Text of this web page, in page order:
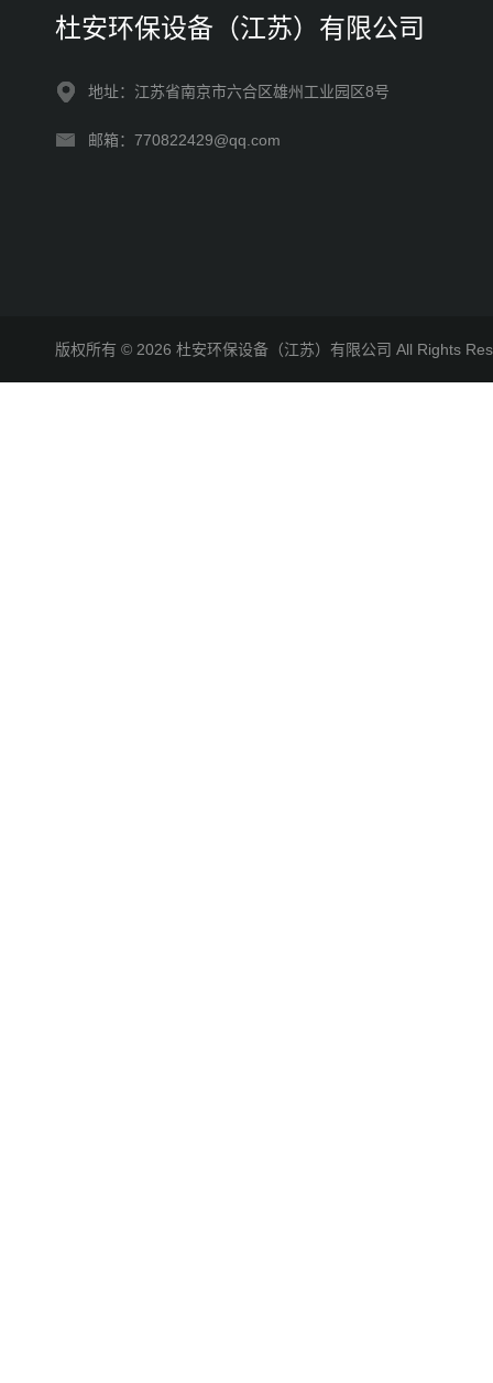
杜安环保设备（江苏）有限公司
地址：江苏省南京市六合区雄州工业园区8号
邮箱：770822429@qq.com
版权所有 © 2026 杜安环保设备（江苏）有限公司 All Rights